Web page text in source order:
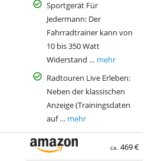
Sportgerät Für
Jedermann: Der
Fahrradtrainer kann von
10 bis 350 Watt
Widerstand … mehr
Radtouren Live Erleben:
Neben der klassischen
Anzeige (Trainingsdaten
auf … mehr
ca. 469 €